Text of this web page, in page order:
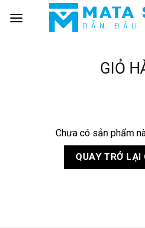
qua
GIỎ
Chưa có sản phẩm
QUAY TRỞ LẠI